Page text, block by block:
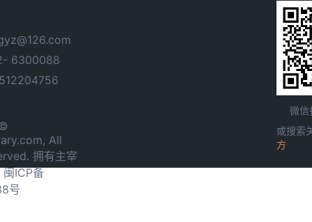
6300088
All
拥有主宰
闽ICP备
号
微信
或搜索
方